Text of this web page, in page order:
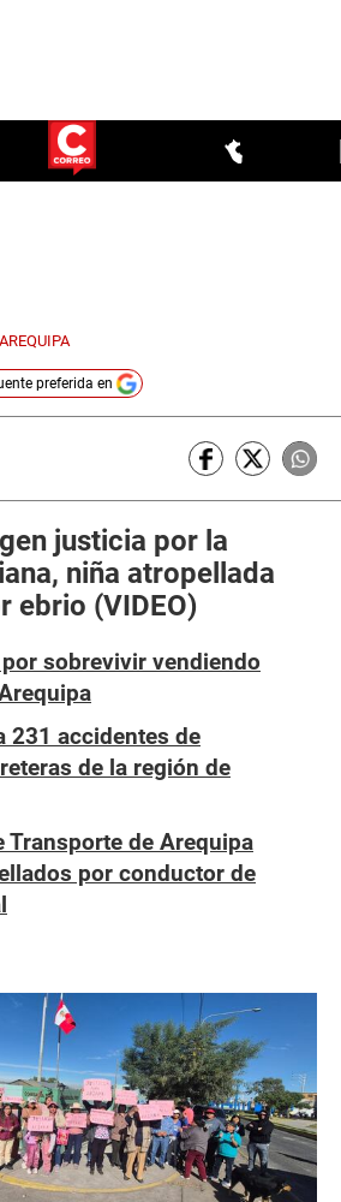
AREQUIPA
preferida en
justicia por la
niña atropellada
ebrio (VIDEO)
sobrevivir vendiendo
231 accidentes de
de la región de
Transporte de Arequipa
por conductor de